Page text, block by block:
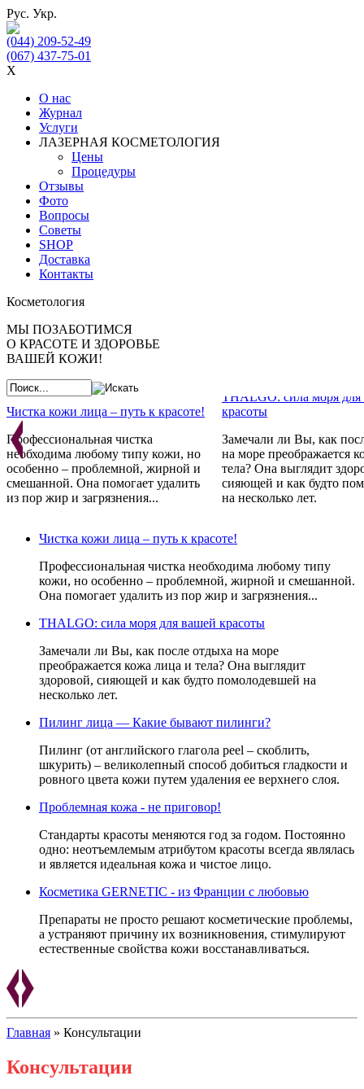
Рус. Укр.
(044) 209-52-49
(067) 437-75-01
X
О нас
Журнал
Услуги
ЛАЗЕРНАЯ КОСМЕТОЛОГИЯ
Цены
Процедуры
Отзывы
Фото
Вопросы
Советы
SHOP
Доставка
Контакты
Косметология
МЫ ПОЗАБОТИМСЯ
О КРАСОТЕ И ЗДОРОВЬЕ
ВАШЕЙ КОЖИ!
Чистка кожи лица – путь к красоте!
Профессиональная чистка
необходима любому типу кожи, но
особенно – проблемной, жирной и
смешанной. Она помогает удалить
из пор жир и загрязнения...
THALGO: сила моря
красоты
Замечали ли Вы, как
на море преображается
тела? Она выглядит
сияющей и как будто
на несколько лет.
Проблемная кожа - не приговор!
Стандарты красоты меняются год за
годом. Постоянно одно:
неотъемлемым атрибутом красоты
всегда являлась и является
идеальная кожа и чистое лицо.
Косметика GERNETIC -
Препараты не просто
косметические
устраняют причину их
возникновения,
естественные свойства
восстанавливаться.
Чистка кожи лица – путь к красоте!
Профессиональная чистка необходима любому типу
кожи, но особенно – проблемной, жирной и смешанной.
Она помогает удалить из пор жир и загрязнения...
THALGO: сила моря для вашей красоты
Замечали ли Вы, как после отдыха на море
преображается кожа лица и тела? Она выглядит
здоровой, сияющей и как будто помолодевшей на
несколько лет.
Пилинг лица — Какие бывают пилинги?
Пилинг (от английского глагола peel – скоблить,
шкурить) – великолепный способ добиться гладкости и
ровного цвета кожи путем удаления ее верхнего слоя.
Проблемная кожа - не приговор!
Стандарты красоты меняются год за годом. Постоянно
одно: неотъемлемым атрибутом красоты всегда являлась
и является идеальная кожа и чистое лицо.
Косметика GERNETIC - из Франции с любовью
Препараты не просто решают косметические проблемы,
а устраняют причину их возникновения, стимулируют
естественные свойства кожи восстанавливаться.
Главная » Консультации
Консультации